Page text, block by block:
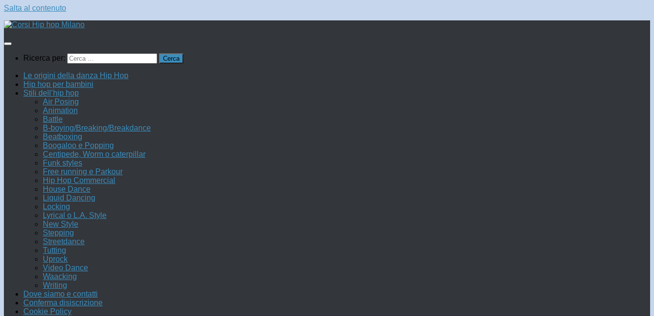
Salta al contenuto
Ricerca per:
Le origini della danza Hip Hop
Hip hop per bambini
Stili dell’hip hop
Air Posing
Animation
Battle
B-boying/Breaking/Breakdance
Beatboxing
Boogaloo e Popping
Centipede, Worm o caterpillar
Funk styles
Free running e Parkour
Hip Hop Commercial
House Dance
Liquid Dancing
Locking
Lyrical o L.A. Style
New Style
Stepping
Streetdance
Tutting
Uprock
Video Dance
Waacking
Writing
Dove siamo e contatti
Conferma disiscrizione
Cookie Policy